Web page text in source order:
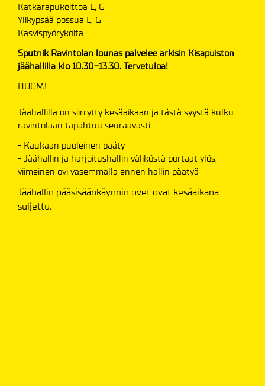
Katkarapukeittoa L, G
Ylikypsää possua L, G
Kasvispyöryköitä
Sputnik Ravintolan lounas palvelee arkisin Kisapuiston
jäähallilla klo 10.30-13.30. Tervetuloa!
HUOM!
Jäähallilla on siirrytty kesäaikaan ja tästä syystä kulku
ravintolaan tapahtuu seuraavasti:
- Kaukaan puoleinen pääty
- Jäähallin ja harjoitushallin väliköstä portaat ylös,
viimeinen ovi vasemmalla ennen hallin päätyä
Jäähallin pääsisäänkäynnin ovet ovat kesäaikana
suljettu.